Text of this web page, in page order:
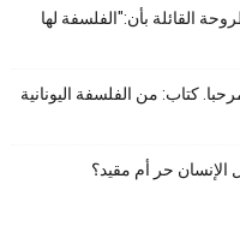
القائلة بأن:"الفلسفة لها
كتاب: من الفلسفة اليونانية
الإنسان حر أم مقيد؟